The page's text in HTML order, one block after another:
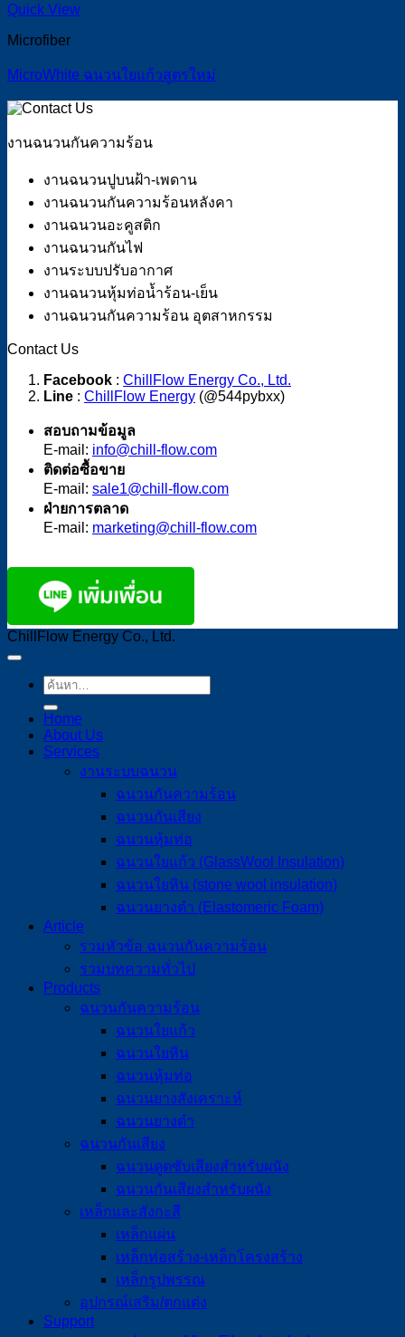
Quick View
Microfiber
MicroWhite ฉนวนใยแก้วสูตรใหม่
งานฉนวนกันความร้อน
งานฉนวนปูบนฝ้า-เพดาน
งานฉนวนกันความร้อนหลังคา
งานฉนวนอะคูสติก
งานฉนวนกันไฟ
งานระบบปรับอากาศ
งานฉนวนหุ้มท่อน้ำร้อน-เย็น
งานฉนวนกันความร้อน อุตสาหกรรม
Contact Us
Facebook : ChillFlow Energy Co., Ltd.
Line : ChillFlow Energy (@544pybxx)
สอบถามข้อมูล
E-mail: info@chill-flow.com
ติดต่อซื้อขาย
E-mail: sale1@chill-flow.com
ฝ่ายการตลาด
E-mail: marketing@chill-flow.com
ChillFlow Energy Co., Ltd.
ค้นหา:
Home
About Us
Services
งานระบบฉนวน
ฉนวนกันความร้อน
ฉนวนกันเสียง
ฉนวนหุ้มท่อ
ฉนวนใยแก้ว (GlassWool Insulation)
ฉนวนใยหิน (stone wool insulation)
ฉนวนยางดำ (Elastomeric Foam)
Article
รวมหัวข้อ ฉนวนกันความร้อน
รวมบทความทั่วไป
Products
ฉนวนกันความร้อน
ฉนวนใยแก้ว
ฉนวนใยหิน
ฉนวนหุ้มท่อ
ฉนวนยางสังเคราะห์
ฉนวนยางดำ
ฉนวนกันเสียง
ฉนวนดูดซับเสียงสำหรับผนัง
ฉนวนกันเสียงสำหรับผนัง
เหล็กและสังกะสี
เหล็กแผ่น
เหล็กท่อสร้าง-เหล็กโครงสร้าง
เหล็กรูปพรรณ
อุปกรณ์เสริม/ตกแต่ง
Support